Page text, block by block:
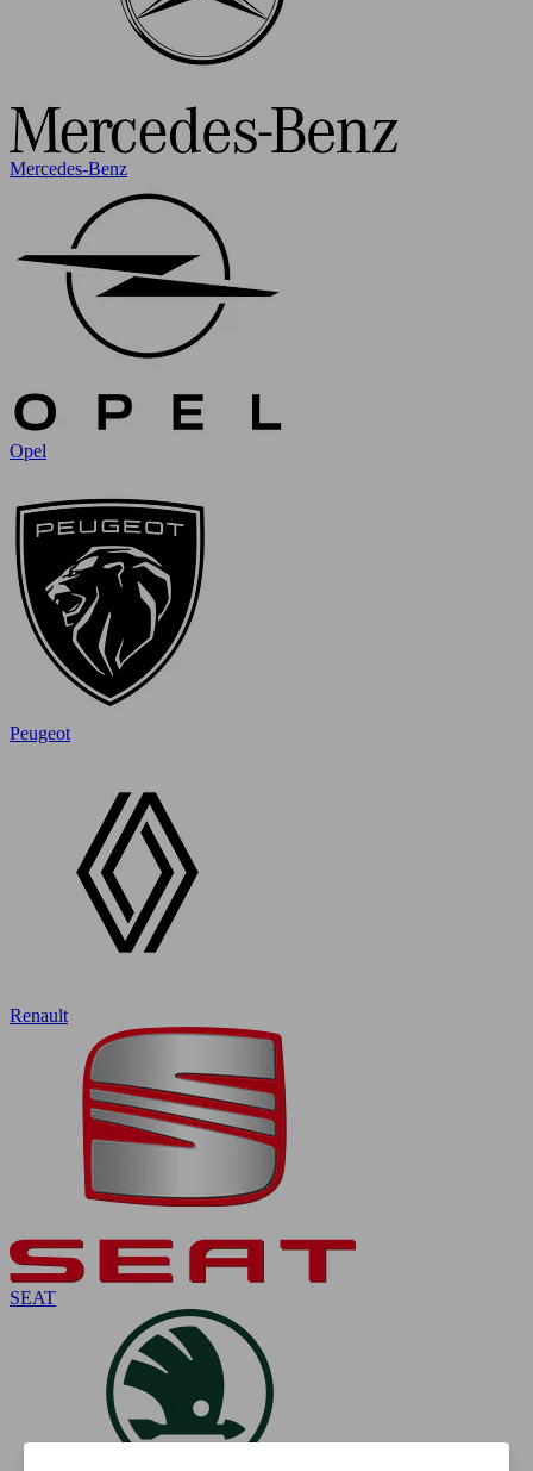
Mercedes-Benz
Opel
Peugeot
Renault
SEAT